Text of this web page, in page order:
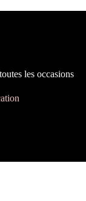
les occasions